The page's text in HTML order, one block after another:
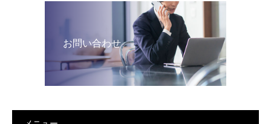
お問い合わせ